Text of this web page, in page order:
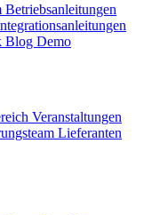
Betriebsanleitungen
Blog Demo
Veranstaltungen
Lieferanten